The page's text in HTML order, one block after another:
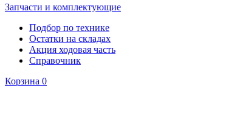
Запчасти и комплектующие
Подбор по технике
Остатки на складах
Акция ходовая часть
Справочник
Корзина 0